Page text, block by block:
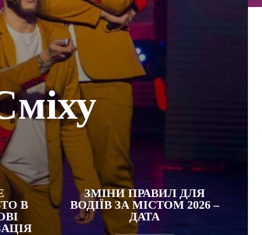
В
ЗМІНИ ПРАВИЛ ДЛЯ
ВОДІЇВ ЗА МІСТОМ 2026 –
ДАТА